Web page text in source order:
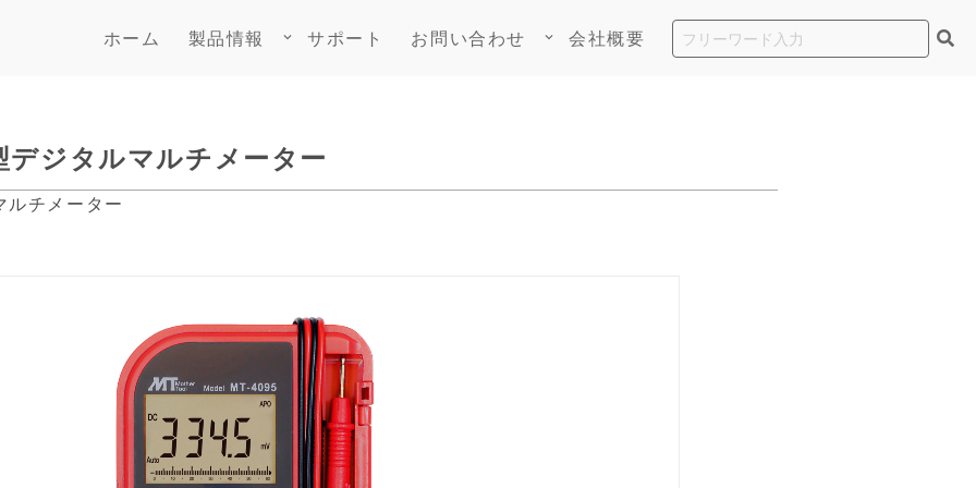
ホーム 製品情報 keyboard_arrow_down サポート お問い合わせ keyboard_arrow_down 会社概要
ジタルマルチメーター
チメーター